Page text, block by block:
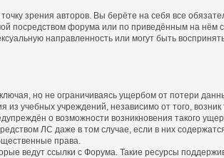
зрения авторов. Вы берёте на себя все
посредством форума или по приведённым на нём
направленность или могут быть
но не ограничиваясь ущербом от потери
из учебных учреждений, независимо от того,
о возможности возникновения такого
ЛС даже в том случае, если в них
права.
ведут ссылки с Форума. Такие ресурсы